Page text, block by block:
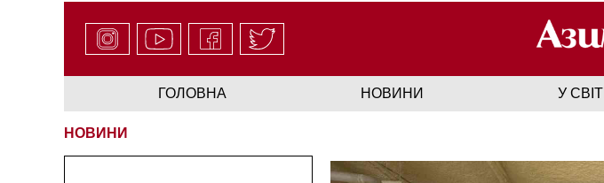
ГОЛОВНА НОВИНИ У СВІТІ
НОВИНИ